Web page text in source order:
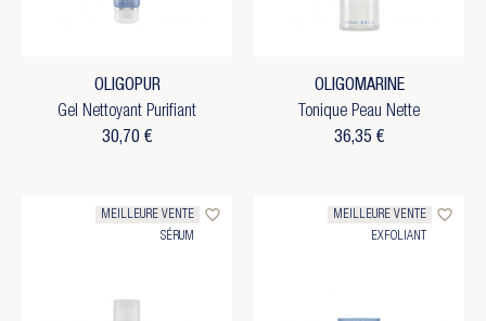
OLIGOPUR
Gel Nettoyant Purifiant
30,70 €
OLIGOMARINE
Tonique Peau Nette
36,35 €
MEILLEURE VENTE
SÉRUM
favorite_border
MEILLEURE VENTE
EXFOLIANT
favorite_border